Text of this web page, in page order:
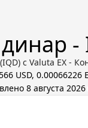
-
с Valuta EX -
USD, 0.00066226
8 августа